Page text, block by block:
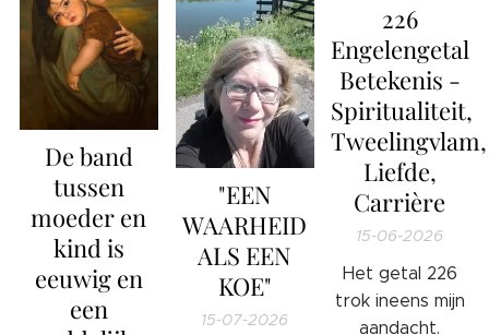
De band
tussen
moeder en
kind is
eeuwig en
een
"EEN
WAARHEID
ALS EEN
KOE"
15-07-2026
226
Engelengetal
Betekenis -
Spiritualiteit,
Tweelingvlam,
Liefde,
Carrière
15-06-2026
Het getal 226
trok ineens mijn
aandacht.